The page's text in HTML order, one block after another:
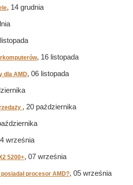
, 14 grudnia
, 16 listopada
dla AMD, 06 listopada
, 20 października
września
5200+, 07 września
procesor AMD?, 05 września